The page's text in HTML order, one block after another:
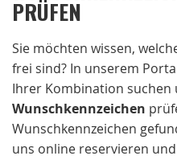
PRÜFEN
Sie möchten wissen,
frei sind? In unserem
Ihrer Kombination suchen
Wunschkennzeichen
Wunschkennzeichen
uns online reservieren